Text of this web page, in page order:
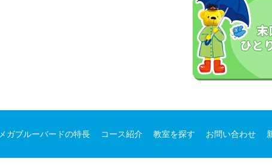
メガブルーバードの特長 コース紹介 教室を探す お問い合わせ